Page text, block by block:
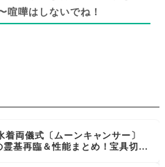
喧嘩はしないでね！
着両儀式〔ムーンキャンサー〕
霊基再臨＆性能まとめ！宝具切替